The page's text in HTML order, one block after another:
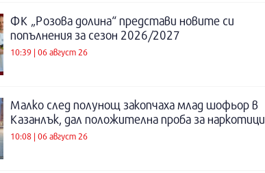
ФК „Розова долина“ представи новите си
попълнения за сезон 2026/2027
10:39 | 06 август 26
Малко след полунощ закопчаха млад шофьор в
Казанлък, дал положителна проба за наркотици
10:08 | 06 август 26